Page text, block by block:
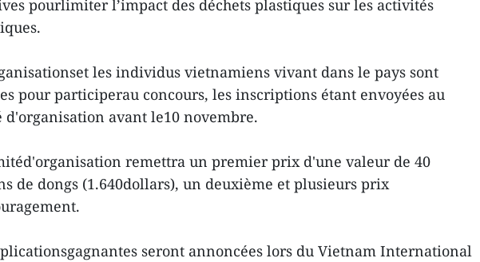
pourlimiter l’impact des déchets plastiques sur les activités
les individus vietnamiens vivant dans le pays sont
pour participerau concours, les inscriptions étant envoyées au
d'organisation avant le10 novembre.
remettra un premier prix d'une valeur de 40
de dongs (1.640dollars), un deuxième et plusieurs prix
seront annoncées lors du Vietnam International